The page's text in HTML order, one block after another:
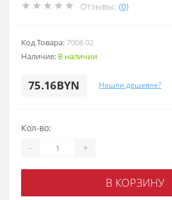
Отзывы: (0)
Код Товара:7008.02
Наличие: В наличии
75.16BYN Нашли дешевле?
Кол-во:
- +
В КОРЗИНУ